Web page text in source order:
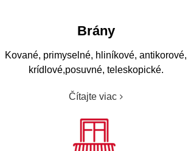
Brány
Kované, primyselné, hliníkové, antikorové,
krídlové,posuvné, teleskopické.